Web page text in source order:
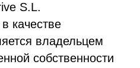
S.L.
качестве
владельцем
собственности